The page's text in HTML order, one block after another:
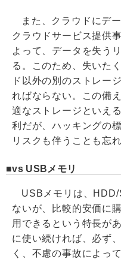
また、クラウドにデ
クラウドサービス提供
よって、データを失う
る。このため、失いた
ド以外の別のストレー
ればならない。この備
適なストレージといえ
利だが、ハッキングの
リスクも伴うことも忘
vs USBメモリ
USBメモリは、
ないが、比較的安価に
用できるという特長が
に使い続ければ、必ず
く、不慮の事故によっ